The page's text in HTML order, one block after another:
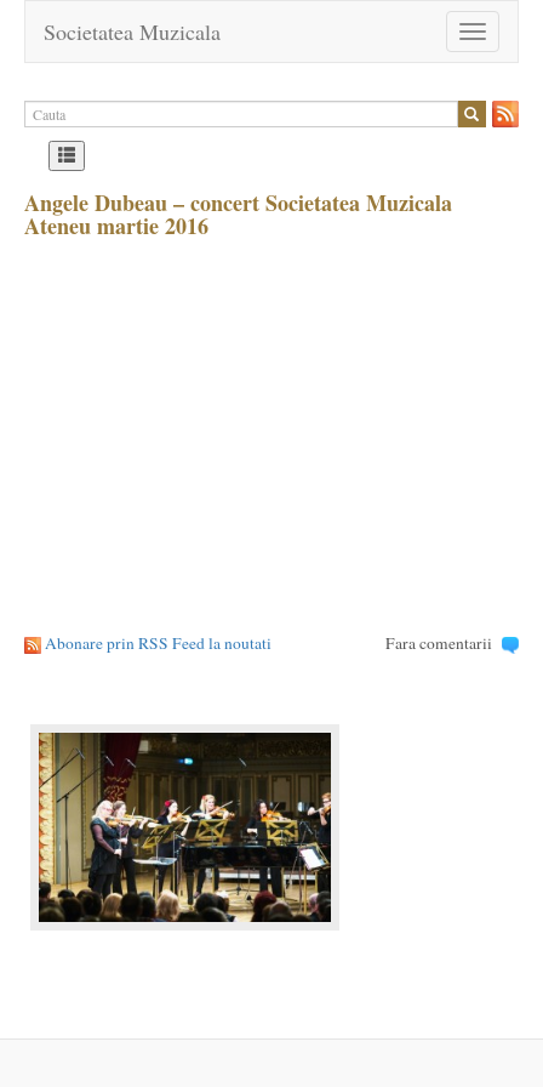
Toggle
navigation
Societatea Muzicala
Angele Dubeau – concert Societatea Muzicala
Ateneu martie 2016
Abonare prin RSS Feed la noutati Fara comentarii